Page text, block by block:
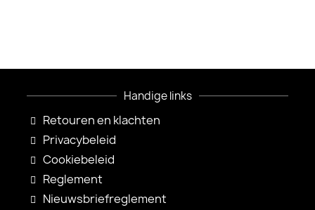
Handige links
Retouren en klachten
Privacybeleid
Cookiebeleid
Reglement
Nieuwsbriefreglement